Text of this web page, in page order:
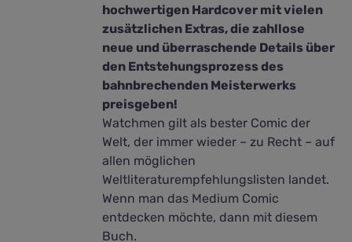
hochwertigen Hardcover mit vielen
zusätzlichen Extras, die zahllose
neue und überraschende Details über
den Entstehungsprozess des
bahnbrechenden Meisterwerks
preisgeben!
Watchmen gilt als bester Comic der
Welt, der immer wieder – zu Recht – auf
allen möglichen
Weltliteraturempfehlungslisten landet.
Wenn man das Medium Comic
entdecken möchte, dann mit diesem
Buch.